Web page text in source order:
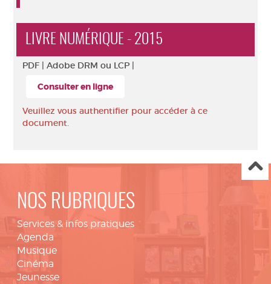
LIVRE NUMÉRIQUE - 2015
PDF | Adobe DRM ou LCP |
Consulter en ligne
Veuillez vous authentifier pour accéder à ce
document.
NOS RUBRIQUES
Services & infos pratiques
Agenda
Musique
Cinéma
Jeunesse